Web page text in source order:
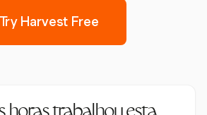
Try Harvest Free